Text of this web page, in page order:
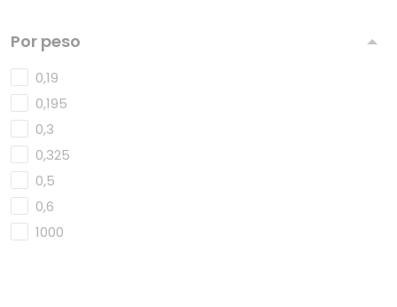
Por peso
0,19
0,195
0,3
0,325
0,5
0,6
1000